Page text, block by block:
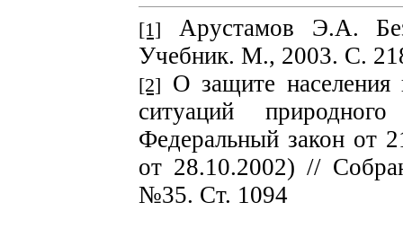
[1]
Арустамов Э.А.
Учебник. М., 2003. С.
[2] О защите
ситуаций
Федеральный закон от
от 28.10.2002) //
№35. Ст. 1094